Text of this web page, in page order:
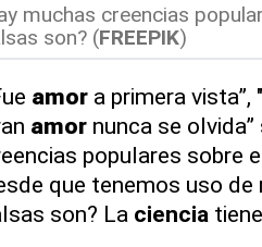
muchas creencias
son? (FREEPIK)
amora primera vista”,
amornunca se
populares sobre
que tenemos uso
son? La ciencia